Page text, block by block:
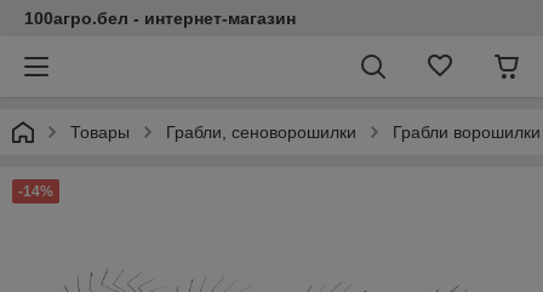
100агро.бел - интернет-магазин
Товары Грабли, сеноворошилки Грабли
-14%